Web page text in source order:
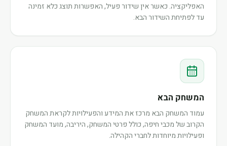
האפליקציה. כאשר אין שידור פעיל, האפשרות תוצג כלא זמינה
עד לפתיחת השידור הבא.
המשחק הבא
עמוד המשחק הבא מרכז את המידע והפעילויות לקראת המשחק
הקרוב של מכבי חיפה, כולל פרטי המשחק, היריבה, מועד המשחק
ופעילויות מיוחדות לחברי הקהילה.